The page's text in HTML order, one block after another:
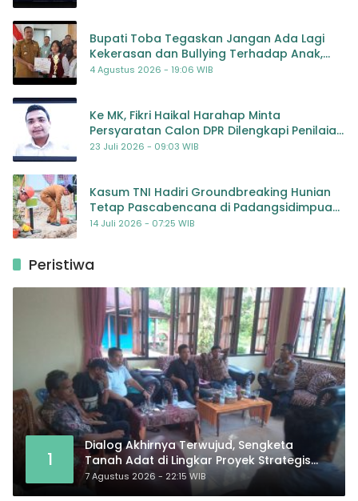
Bupati Toba Tegaskan Jangan Ada Lagi
Kekerasan dan Bullying Terhadap Anak,
Dorong Kolaborasi Seluruh Pihak
4 Agustus 2026 - 19:06 WIB
Ke MK, Fikri Haikal Harahap Minta
Persyaratan Calon DPR Dilengkapi Penilaian
Kompetensi
23 Juli 2026 - 09:03 WIB
Kasum TNI Hadiri Groundbreaking Hunian
Tetap Pascabencana di Padangsidimpuan,
Harapan Baru bagi Penyintas
14 Juli 2026 - 07:25 WIB
Peristiwa
1
Dialog Akhirnya Terwujud, Sengketa
Tanah Adat di Lingkar Proyek Strategis
Nasional Memasuki Babak Baru
7 Agustus 2026 - 22:15 WIB